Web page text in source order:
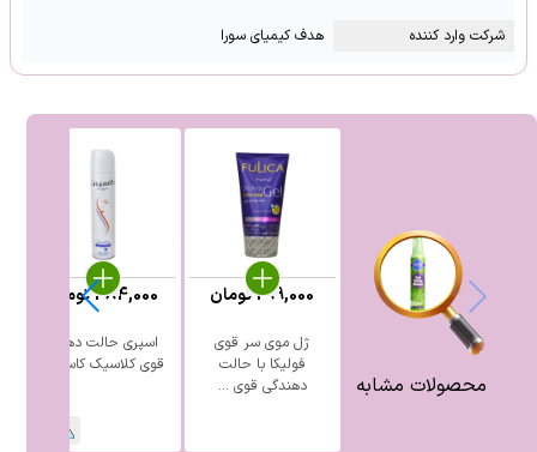
شرکت وارد کننده هدف کیمیای سورا
محصولات مشابه
ژل موی سر قوی
فولیکا با حالت
دهندگی قوی ...
299,000تومان
اسپری حالت دهنده
قوی کلاسیک کاسپین
384,000تومان